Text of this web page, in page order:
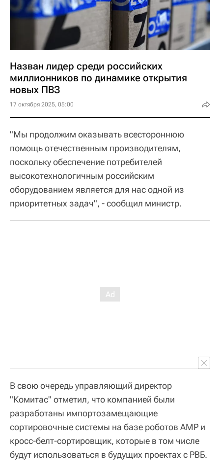
Назван лидер среди российских
миллионников по динамике открытия
новых ПВЗ
17 октября 2025, 05:00
"Мы продолжим оказывать всестороннюю
помощь отечественным производителям,
поскольку обеспечение потребителей
высокотехнологичным российским
оборудованием является для нас одной из
приоритетных задач", - сообщил министр.
В свою очередь управляющий директор
"Комитас" отметил, что компанией были
разработаны импортозамещающие
сортировочные системы на базе роботов АМР и
кросс-белт-сортировщик, которые в том числе
будут использоваться в будущих проектах с РВБ.